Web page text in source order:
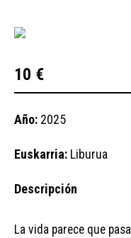
10 €
Año: 2025
Euskarria: Liburua
Descripción
La vida parece que